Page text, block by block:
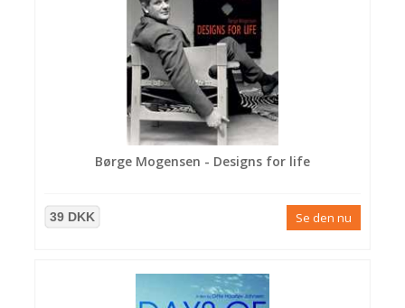
Børge Mogensen - Designs for life
39 DKK Se den nu